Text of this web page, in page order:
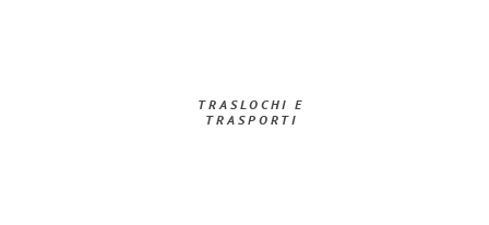
TRASLOCHI E
TRASPORTI​